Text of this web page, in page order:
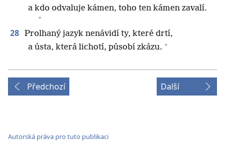
a kdo odvaluje kámen, toho ten kámen zavalí.
+
28 Prolhaný jazyk nenávidí ty, které drtí,
a ústa, která lichotí, působí zkázu. +
Předchozí Další
Autorská práva pro tuto publikaci